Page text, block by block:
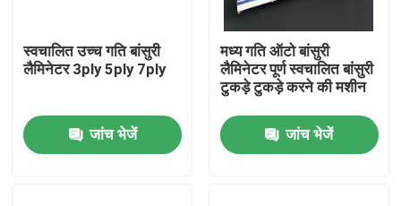
घर
स्वचालित उच्च गति बांसुरी
लैमिनेटर 3ply 5ply 7ply
जांच भेजें
मध्य गति ऑटो बांसुरी
लैमिनेटर पूर्ण स्वचालित बांसुरी
टुकड़े टुकड़े करने की मशीन
जांच भेजें